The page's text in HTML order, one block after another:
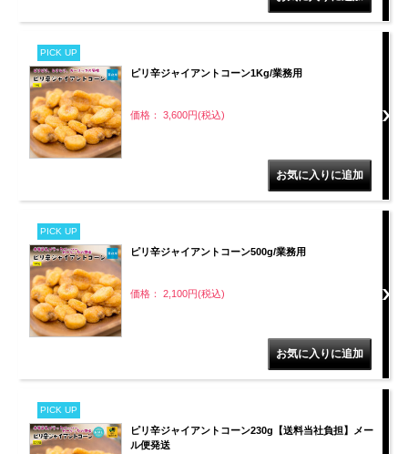
PICK UP
ピリ辛ジャイアントコーン1Kg/業務用
価格： 3,600円(税込)
PICK UP
ピリ辛ジャイアントコーン500g/業務用
価格： 2,100円(税込)
PICK UP
ピリ辛ジャイアントコーン230g【送料当社負担】メー
ル便発送